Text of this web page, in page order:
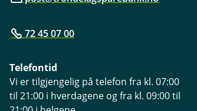
72 45 07 00
Telefontid
Vi er tilgjengelig på telefon fra kl. 07:00
til 21:00 i hverdagene og fra kl. 09:00 til